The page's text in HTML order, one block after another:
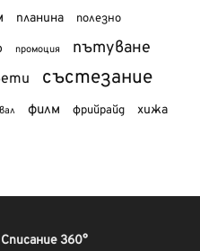
планина полезно
промоция пътуване
състезание
филм фрийрайд хижа
Списание 360°